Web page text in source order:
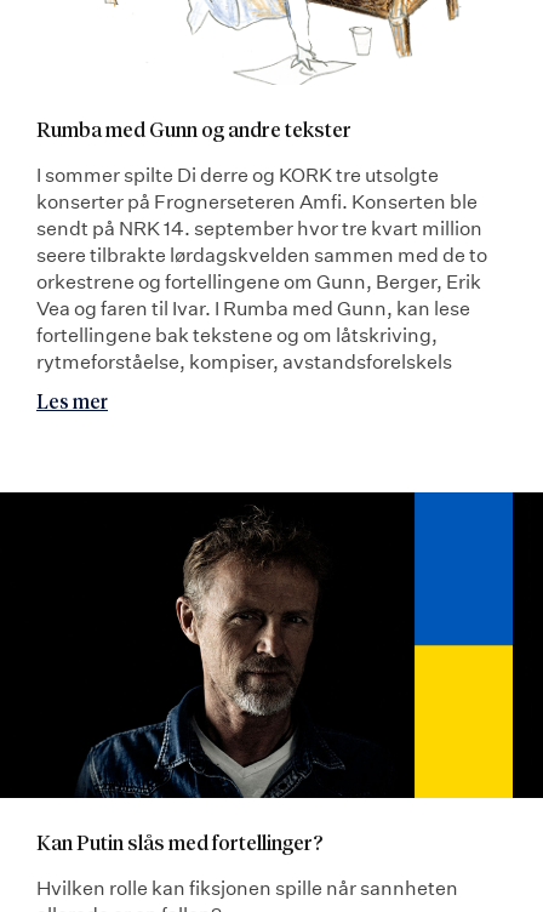
Rumba med Gunn og andre tekster
I sommer spilte Di derre og KORK tre utsolgte
konserter på Frognerseteren Amfi. Konserten ble
sendt på NRK 14. september hvor tre kvart million
seere tilbrakte lørdagskvelden sammen med de to
orkestrene og fortellingene om Gunn, Berger, Erik
Vea og faren til Ivar. I Rumba med Gunn, kan lese
fortellingene bak tekstene og om låtskriving,
rytmeforståelse, kompiser, avstandsforelskels
Les mer
Kan Putin slås med fortellinger?
Hvilken rolle kan fiksjonen spille når sannheten